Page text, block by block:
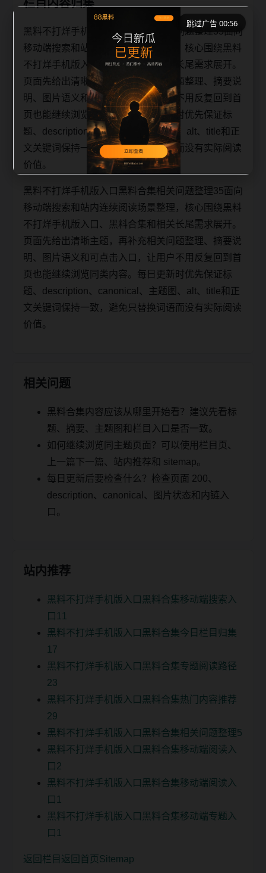
栏目内容归集
黑料不打烊手机版入口黑料合集相关问题整理35面向
移动端搜索和站内连续阅读场景整理，核心围绕黑料
不打烊手机版入口、黑料合集和相关长尾需求展开。
页面先给出清晰主题，再补充相关问题整理、摘要说
明、图片语义和可点击入口，让用户不用反复回到首
页也能继续浏览同类内容。每日更新时优先保证标
题、description、canonical、主题图、alt、title和正
文关键词保持一致，避免只替换词语而没有实际阅读
价值。
黑料不打烊手机版入口黑料合集相关问题整理35面向
移动端搜索和站内连续阅读场景整理，核心围绕黑料
不打烊手机版入口、黑料合集和相关长尾需求展开。
页面先给出清晰主题，再补充相关问题整理、摘要说
明、图片语义和可点击入口，让用户不用反复回到首
页也能继续浏览同类内容。每日更新时优先保证标
题、description、canonical、主题图、alt、title和正
文关键词保持一致，避免只替换词语而没有实际阅读
价值。
相关问题
黑料合集内容应该从哪里开始看？建议先看标
题、摘要、主题图和栏目入口是否一致。
如何继续浏览同主题页面？可以使用栏目页、
上一篇下一篇、站内推荐和 sitemap。
每日更新后要检查什么？检查页面 200、
description、canonical、图片状态和内链入
口。
站内推荐
黑料不打烊手机版入口黑料合集移动端搜索入
口11
黑料不打烊手机版入口黑料合集今日栏目归集
17
黑料不打烊手机版入口黑料合集专题阅读路径
23
黑料不打烊手机版入口黑料合集热门内容推荐
29
黑料不打烊手机版入口黑料合集相关问题整理5
黑料不打烊手机版入口黑料合集移动端阅读入
口2
黑料不打烊手机版入口黑料合集移动端阅读入
口1
黑料不打烊手机版入口黑料合集移动端专题入
口1
返回栏目 返回首页 Sitemap
跳过广告 00:56